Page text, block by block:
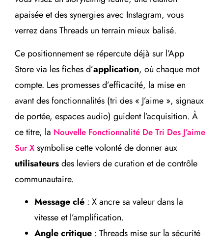
apaisée et des synergies avec Instagram, vous
verrez dans Threads un terrain mieux balisé.
Ce positionnement se répercute déjà sur l’App
Store via les fiches d’application, où chaque mot
compte. Les promesses d’efficacité, la mise en
avant des fonctionnalités (tri des « J’aime », signaux
de portée, espaces audio) guident l’acquisition. À
ce titre, la Nouvelle Fonctionnalité De Tri Des J’aime
Sur X symbolise cette volonté de donner aux
utilisateursdes leviers de curation et de contrôle
communautaire.
Message clé : X ancre sa valeur dans la
vitesse et l’amplification.
Angle critique : Threads mise sur la sécurité